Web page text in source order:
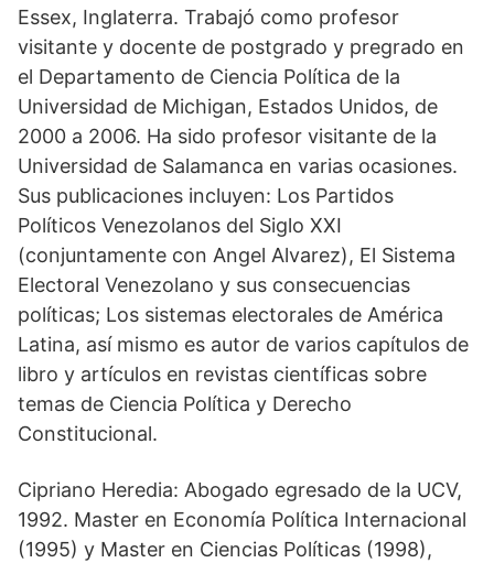
Essex, Inglaterra. Trabajó como profesor
visitante y docente de postgrado y pregrado en
el Departamento de Ciencia Política de la
Universidad de Michigan, Estados Unidos, de
2000 a 2006. Ha sido profesor visitante de la
Universidad de Salamanca en varias ocasiones.
Sus publicaciones incluyen: Los Partidos
Políticos Venezolanos del Siglo XXI
(conjuntamente con Angel Alvarez), El Sistema
Electoral Venezolano y sus consecuencias
políticas; Los sistemas electorales de América
Latina, así mismo es autor de varios capítulos de
libro y artículos en revistas científicas sobre
temas de Ciencia Política y Derecho
Constitucional.
Cipriano Heredia: Abogado egresado de la UCV,
1992. Master en Economía Política Internacional
(1995) y Master en Ciencias Políticas (1998),